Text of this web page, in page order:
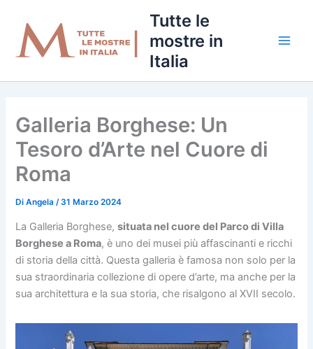
contenuto
Tutte le
mostre in
Italia
Galleria Borghese: Un
Tesoro d’Arte nel Cuore di
Roma
DiAngela/31 Marzo 2024
La Galleria Borghese,situata nel cuore del Parco di Villa
Borghese a Roma, è uno dei musei più affascinanti e ricchi
di storia della città. Questa galleria è famosa non solo per la
sua straordinaria collezione di opere d’arte, ma anche per la
sua architettura e la sua storia, che risalgono al XVII secolo.